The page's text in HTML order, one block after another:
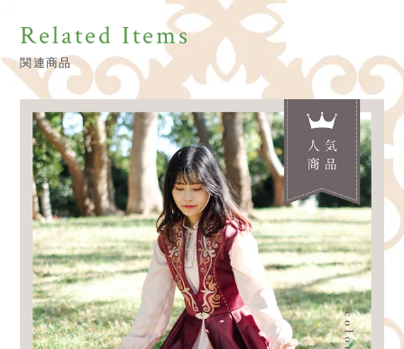
Related Items
関連商品